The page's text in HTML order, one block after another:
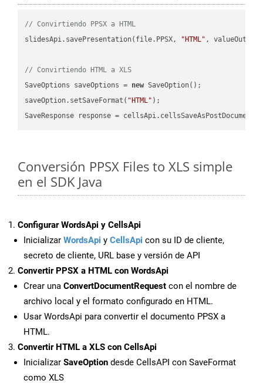
// Convirtiendo PPSX a HTML
slidesApi.savePresentation(file.PPSX,
"HTML" ,
// Convirtiendo HTML a XLS
SaveOptions saveOptions = new SaveOption();
saveOption.setSaveFormat( "HTML" );
SaveResponse response =
Conversión PPSX Files to XLS simple
en el SDK Java
Configurar WordsApi y CellsApi
Inicializar WordsApi y CellsApi con su ID de cliente,
secreto de cliente, URL base y versión de API
Convertir PPSX a HTML con WordsApi
Crear una ConvertDocumentRequest con el nombre de
archivo local y el formato configurado en HTML.
Usar WordsApi para convertir el documento PPSX a
HTML.
Convertir HTML a XLS con CellsApi
Inicializar SaveOption desde CellsAPI con SaveFormat
como XLS